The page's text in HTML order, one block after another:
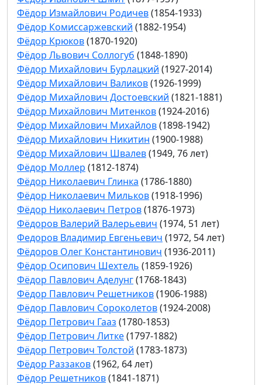
Фёдор Измайлович Родичев(1854-1933)
Фёдор Комиссаржевский (1882-1954)
Фёдор Крюков(1870-1920)
Фёдор Львович Соллогуб (1848-1890)
Фёдор Михайлович Бурлацкий (1927-2014)
Фёдор Михайлович Валиков(1926-1999)
Фёдор Михайлович Достоевский (1821-1881)
Фёдор Михайлович Митенков(1924-2016)
Фёдор Михайлович Михайлов(1898-1942)
Фёдор Михайлович Никитин (1900-1988)
Фёдор Михайлович Швалев(1949, 76 лет)
Фёдор Моллер (1812-1874)
Фёдор Николаевич Глинка (1786-1880)
Фёдор Николаевич Мильков(1918-1996)
Фёдор Николаевич Петров(1876-1973)
Фёдоров Валерий Валерьевич (1974, 51 лет)
Федоров Владимир Евгеньевич (1972, 54 лет)
Фёдоров Олег Константинович (1936-2011)
Фёдор Осипович Шехтель (1859-1926)
Фёдор Павлович Аделунг(1768-1843)
Фёдор Павлович Решетников(1906-1988)
Фёдор Павлович Сороколетов(1924-2008)
Фёдор Петрович Гааз (1780-1853)
Фёдор Петрович Литке(1797-1882)
Фёдор Петрович Толстой (1783-1873)
Фёдор Раззаков(1962, 64 лет)
Фёдор Решетников(1841-1871)